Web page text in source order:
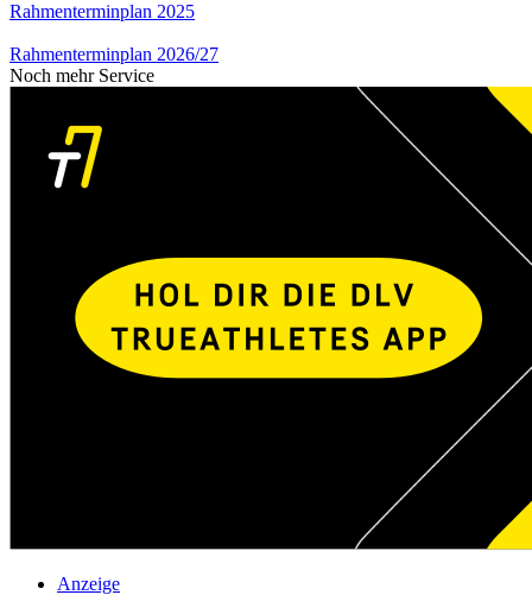
Rahmenterminplan 2025
Rahmenterminplan 2026/27
Noch mehr Service
Anzeige